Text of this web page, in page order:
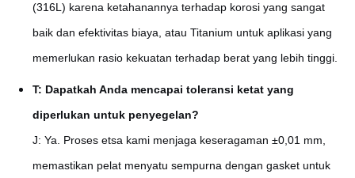
(316L) karena ketahanannya terhadap korosi yang sangat
baik dan efektivitas biaya, atau Titanium untuk aplikasi yang
memerlukan rasio kekuatan terhadap berat yang lebih tinggi.
T: Dapatkah Anda mencapai toleransi ketat yang
diperlukan untuk penyegelan?
J: Ya. Proses etsa kami menjaga keseragaman ±0,01 mm,
memastikan pelat menyatu sempurna dengan gasket untuk